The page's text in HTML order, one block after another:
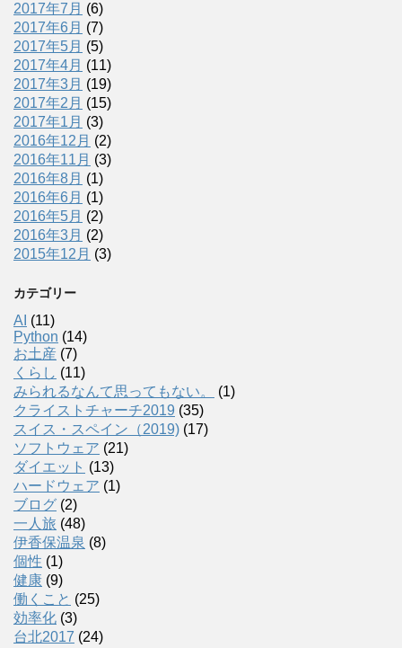
2017年7月 (6)
2017年6月 (7)
2017年5月 (5)
2017年4月 (11)
2017年3月 (19)
2017年2月 (15)
2017年1月 (3)
2016年12月 (2)
2016年11月 (3)
2016年8月 (1)
2016年6月 (1)
2016年5月 (2)
2016年3月 (2)
2015年12月 (3)
カテゴリー
AI (11)
Python (14)
お土産 (7)
くらし (11)
みられるなんて思ってもない。
(1)
クライストチャーチ2019 (35)
スイス・スペイン（2019) (17)
ソフトウェア (21)
ダイエット (13)
ハードウェア (1)
ブログ (2)
一人旅 (48)
伊香保温泉 (8)
個性 (1)
健康 (9)
働くこと (25)
効率化 (3)
台北2017 (24)